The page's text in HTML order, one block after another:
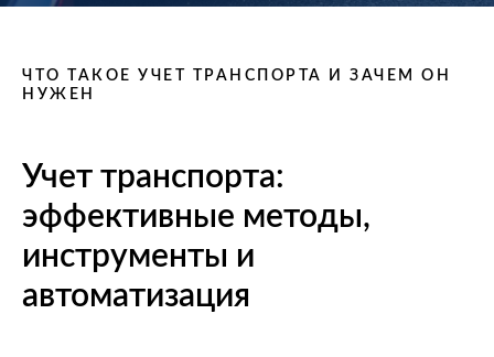
ЧТО ТАКОЕ УЧЕТ ТРАНСПОРТА И ЗАЧЕМ ОН
НУЖЕН
Учет транспорта:
эффективные методы,
инструменты и
автоматизация